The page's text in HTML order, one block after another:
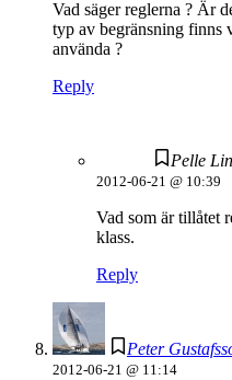
Vad säger reglerna ? Är
typ av begränsning finns
använda ?
Reply
Pelle
2012-06-21 @ 10:39
Vad som är tillåtet
klass.
Reply
Peter
2012-06-21 @ 11:14